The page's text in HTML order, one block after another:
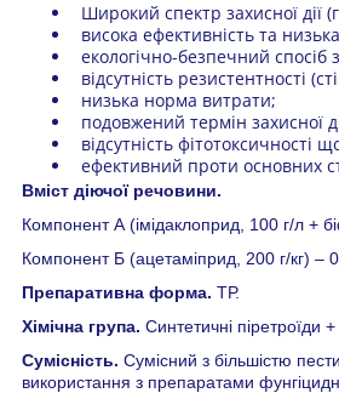
Широкий спектр захисної дії
висока ефективність та
екологічно-безпечний спосіб
відсутність резистентності
низька норма витрати;
подовжений термін захисної
відсутність фітотоксичності
ефективний проти основних
Вміст діючої речовини.
Компонент А (імідаклоприд, 100 г/л +
Компонент Б (ацетаміприд, 200 г/кг) –
Препаративна форма. ТР.
Хімічна група. Синтетичні піретроїди +
Сумісність. Сумісний з більшістю
використання з препаратами